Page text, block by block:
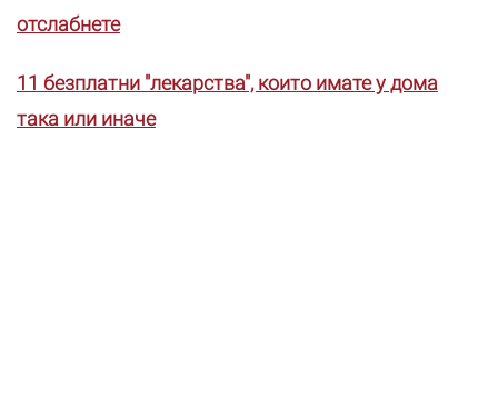
отслабнете
11 безплатни "лекарства", които имате у дома
така или иначе